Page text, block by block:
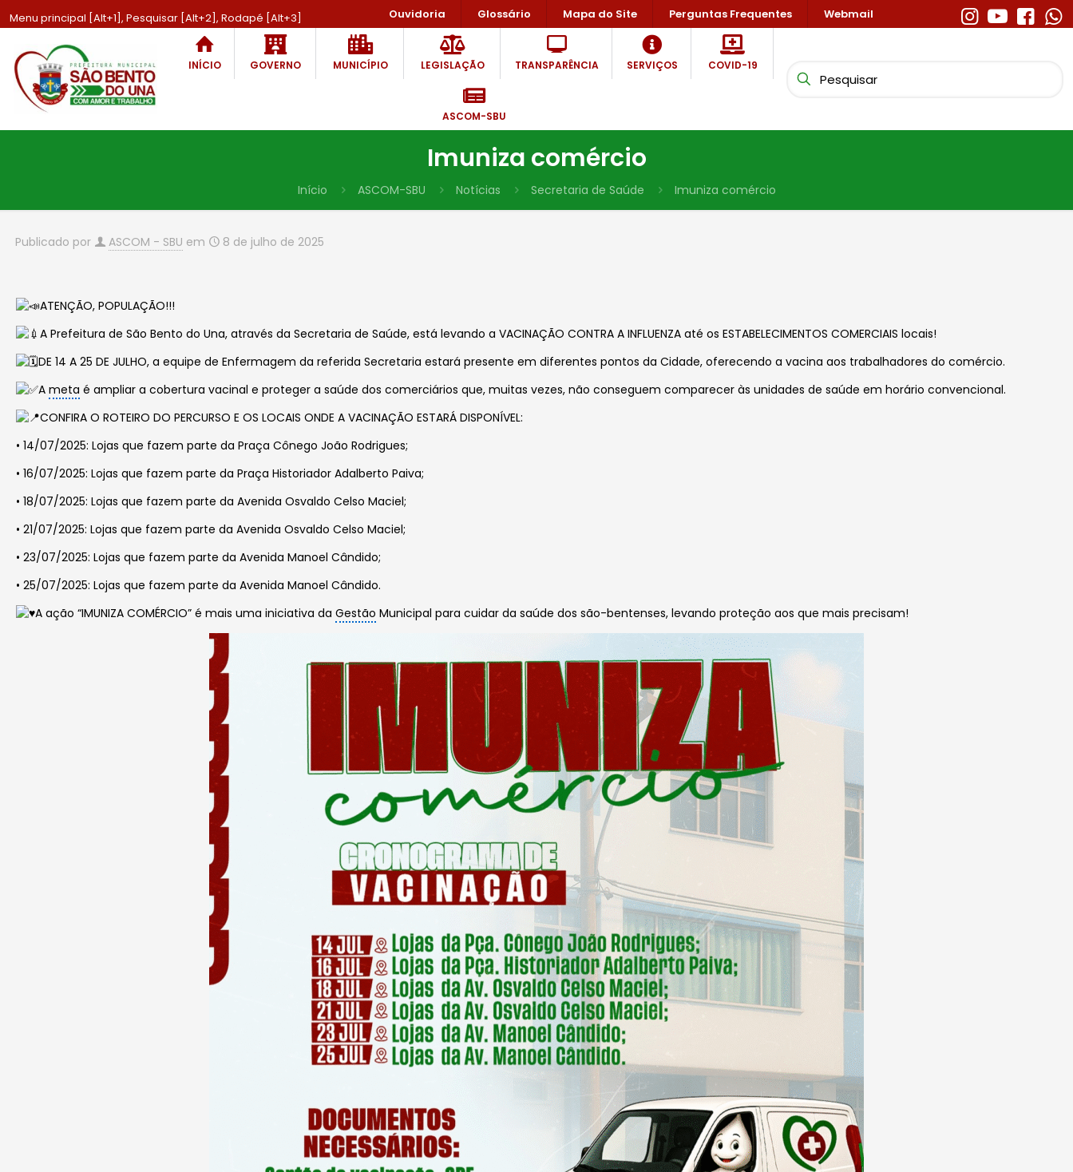
Menu principal [Alt+1], Pesquisar [Alt+2], Rodapé [Alt+3] Ouvidoria Glossário Mapa do Site Perguntas Frequentes Webmail
INÍCIO GOVERNO MUNICÍPIO LEGISLAÇÃO TRANSPARÊNCIA SERVIÇOS COVID-19
ASCOM-SBU
Imuniza comércio
Início ASCOM-SBU Notícias Secretaria de Saúde Imuniza comércio
Publicado por ASCOM - SBU em 8 de julho de 2025
ATENÇÃO, POPULAÇÃO!!!
A Prefeitura de São Bento do Una, através da Secretaria de Saúde, está levando a VACINAÇÃO CONTRA A INFLUENZA até os ESTABELECIMENTOS COMERCIAIS locais!
DE 14 A 25 DE JULHO, a equipe de Enfermagem da referida Secretaria estará presente em diferentes pontos da Cidade, oferecendo a vacina aos trabalhadores do comércio.
Ameta é ampliar a cobertura vacinal e proteger a saúde dos comerciários que, muitas vezes, não conseguem comparecer às unidades de saúde em horário convencional.
CONFIRA O ROTEIRO DO PERCURSO E OS LOCAIS ONDE A VACINAÇÃO ESTARÁ DISPONÍVEL:
• 14/07/2025: Lojas que fazem parte da Praça Cônego João Rodrigues;
• 16/07/2025: Lojas que fazem parte da Praça Historiador Adalberto Paiva;
• 18/07/2025: Lojas que fazem parte da Avenida Osvaldo Celso Maciel;
• 21/07/2025: Lojas que fazem parte da Avenida Osvaldo Celso Maciel;
• 23/07/2025: Lojas que fazem parte da Avenida Manoel Cândido;
• 25/07/2025: Lojas que fazem parte da Avenida Manoel Cândido.
A ação “IMUNIZA COMÉRCIO” é mais uma iniciativa daGestão Municipal para cuidar da saúde dos são-bentenses, levando proteção aos que mais precisam!